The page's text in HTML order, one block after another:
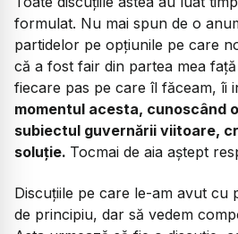
formulat. Nu mai spun de o
partidelor pe opțiunile pe care
că a fost fair din partea mea
fiecare pas pe care îl făceam, îi
momentul acesta, cunoscând
subiectul guvernării viitoare,
soluție. Tocmai de aia aștept
Discuțiile pe care le-am avut cu
de principiu, dar să vedem